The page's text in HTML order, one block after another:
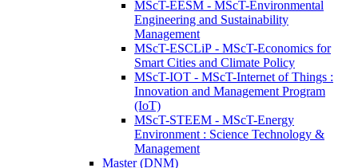
MScT-EESM - MScT-Environmental
Engineering and Sustainability
Management
MScT-ESCLiP - MScT-Economics for
Smart Cities and Climate Policy
MScT-IOT - MScT-Internet of Things :
Innovation and Management Program
(IoT)
MScT-STEEM - MScT-Energy
Environment : Science Technology &
Management
Master (DNM)